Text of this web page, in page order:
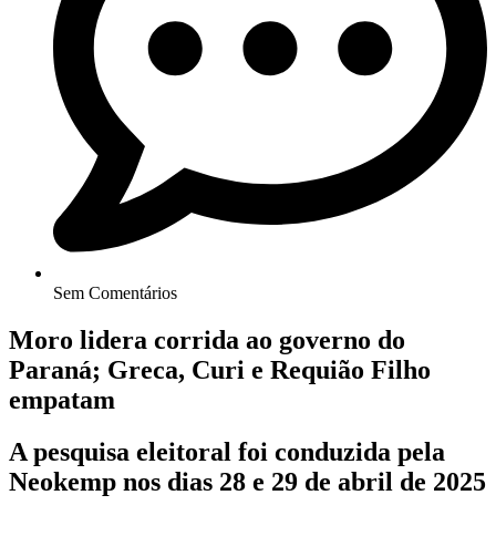
Sem Comentários
Moro lidera corrida ao governo do
Paraná; Greca, Curi e Requião Filho
empatam
A pesquisa eleitoral foi conduzida pela
Neokemp nos dias 28 e 29 de abril de 2025